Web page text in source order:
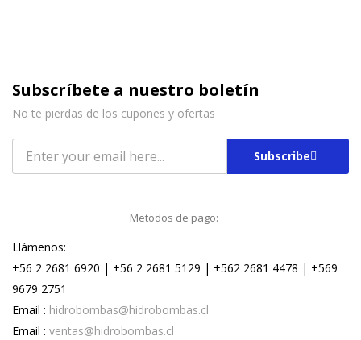
Subscríbete a nuestro boletín
No te pierdas de los cupones y ofertas
Subscribe
Metodos de pago:
Llámenos:
+56 2 2681 6920 | +56 2 2681 5129 | +562 2681 4478 | +569
9679 2751
Email : hidrobombas@hidrobombas.cl
Email : ventas@hidrobombas.cl